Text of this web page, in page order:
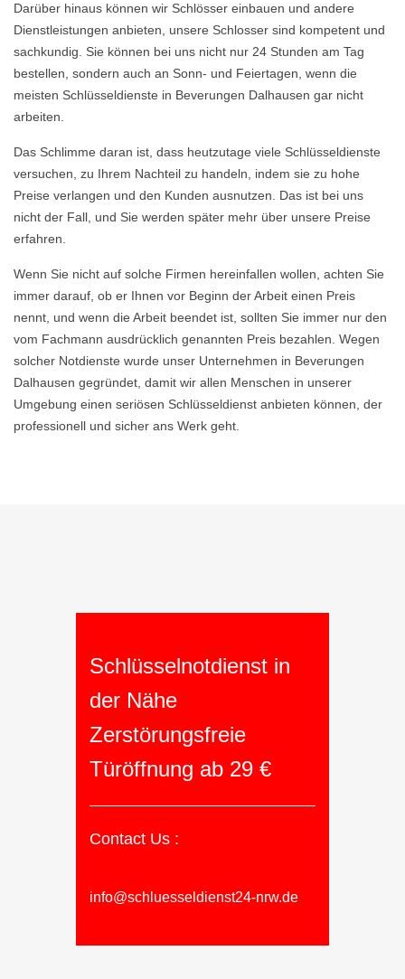
Darüber hinaus können wir Schlösser einbauen und andere
Dienstleistungen anbieten, unsere Schlosser sind kompetent und
sachkundig. Sie können bei uns nicht nur 24 Stunden am Tag
bestellen, sondern auch an Sonn- und Feiertagen, wenn die
meisten Schlüsseldienste in Beverungen Dalhausen gar nicht
arbeiten.
Das Schlimme daran ist, dass heutzutage viele Schlüsseldienste
versuchen, zu Ihrem Nachteil zu handeln, indem sie zu hohe
Preise verlangen und den Kunden ausnutzen. Das ist bei uns
nicht der Fall, und Sie werden später mehr über unsere Preise
erfahren.
Wenn Sie nicht auf solche Firmen hereinfallen wollen, achten Sie
immer darauf, ob er Ihnen vor Beginn der Arbeit einen Preis
nennt, und wenn die Arbeit beendet ist, sollten Sie immer nur den
vom Fachmann ausdrücklich genannten Preis bezahlen. Wegen
solcher Notdienste wurde unser Unternehmen in Beverungen
Dalhausen gegründet, damit wir allen Menschen in unserer
Umgebung einen seriösen Schlüsseldienst anbieten können, der
professionell und sicher ans Werk geht.
Schlüsselnotdienst in
der Nähe
Zerstörungsfreie
Türöffnung ab 29 €
Contact Us :
info@schluesseldienst24-nrw.de